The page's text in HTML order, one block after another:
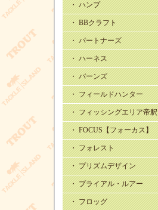
・ ハンプ
・ BBクラフト
・ パートナーズ
・ ハーネス
・ バーンズ
・ フィールドハンター
・ フィッシングエリア帝釈
・ FOCUS【フォーカス】
・ フォレスト
・ プリズムデザイン
・ プライアル・ルアー
・ フロッグ